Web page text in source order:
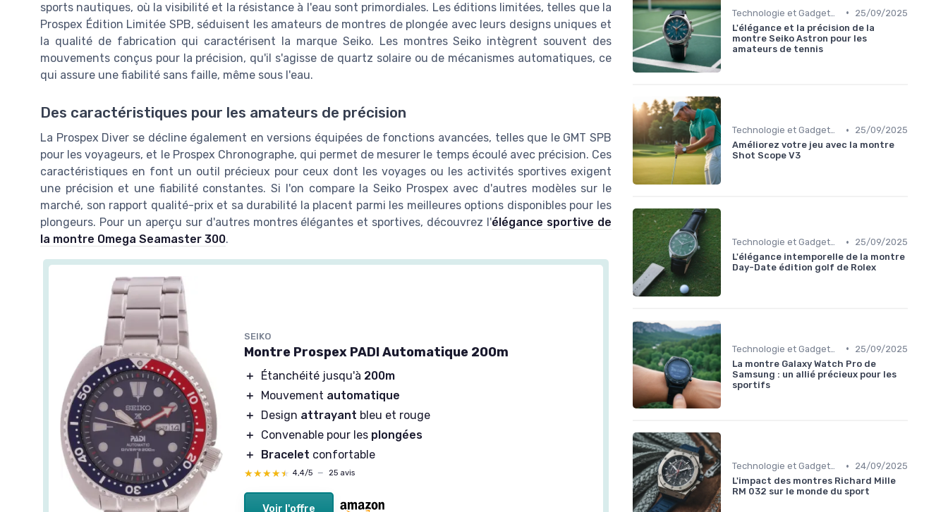
sports nautiques, où la visibilité et la résistance à l'eau sont primordiales. Les éditions limitées, telles que la
Prospex Édition Limitée SPB, séduisent les amateurs de montres de plongée avec leurs designs uniques et
la qualité de fabrication qui caractérisent la marque Seiko. Les montres Seiko intègrent souvent des
mouvements conçus pour la précision, qu'il s'agisse de quartz solaire ou de mécanismes automatiques, ce
qui assure une fiabilité sans faille, même sous l'eau.
Des caractéristiques pour les amateurs de précision
La Prospex Diver se décline également en versions équipées de fonctions avancées, telles que le GMT SPB
pour les voyageurs, et le Prospex Chronographe, qui permet de mesurer le temps écoulé avec précision. Ces
caractéristiques en font un outil précieux pour ceux dont les voyages ou les activités sportives exigent
une précision et une fiabilité constantes. Si l'on compare la Seiko Prospex avec d'autres modèles sur le
marché, son rapport qualité-prix et sa durabilité la placent parmi les meilleures options disponibles pour les
plongeurs. Pour un aperçu sur d'autres montres élégantes et sportives, découvrez l'élégance sportive de
la montre Omega Seamaster 300.
SEIKO
Montre Prospex PADI Automatique 200m
＋ Étanchéité jusqu'à 200m
＋
Mouvement automatique
＋
Design attrayant bleu et rouge
＋
Convenable pour les plongées
＋
Bracelet confortable
★★★★★
★★★★★ 4,4/5 — 25 avis
Voir l'offre
•
25/09/2025
L'élégance et la précision de la
montre Seiko Astron pour les
amateurs de tennis
Technologie et Gadgets de Sport •
25/09/2025
Améliorez votre jeu avec la montre
Shot Scope V3
Technologie et Gadgets de Sport •
25/09/2025
L'élégance intemporelle de la montre
Day-Date édition golf de Rolex
•
25/09/2025
La montre Galaxy Watch Pro de
Samsung : un allié précieux pour les
sportifs
Technologie et Gadgets de Sport •
24/09/2025
L'impact des montres Richard Mille
RM 032 sur le monde du sport